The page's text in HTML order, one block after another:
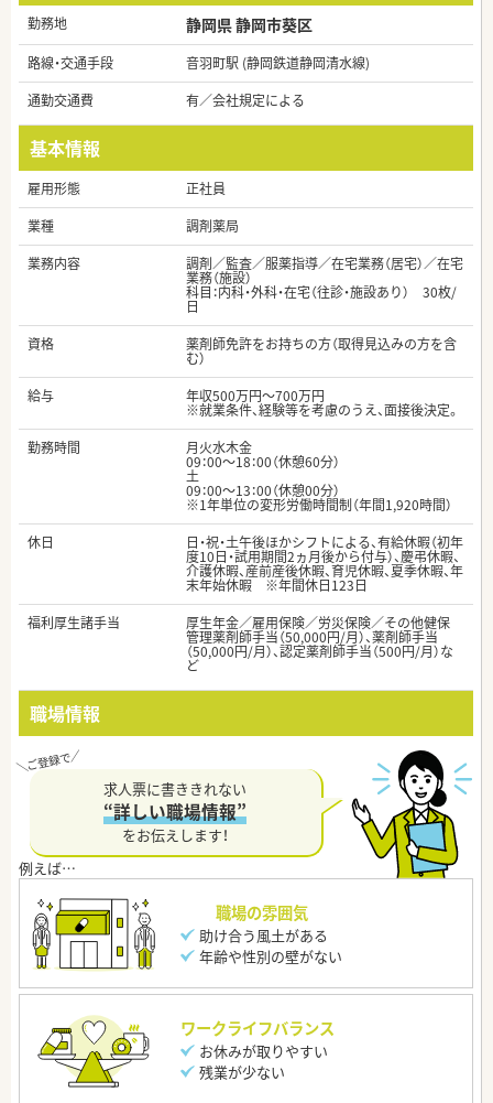
勤務地 静岡県 静岡市葵区
路線・交通手段
音羽町駅 (静岡鉄道静岡清水線)
通勤交通費
有／会社規定による
基本情報
雇用形態
正社員
業種
調剤薬局
業務内容
調剤／監査／服薬指導／在宅業務（居宅）／在宅
業務（施設）
科目：内科・外科・在宅（往診・施設あり） 30枚/
日
資格
薬剤師免許をお持ちの方（取得見込みの方を含
む）
給与
年収500万円～700万円
※就業条件、経験等を考慮のうえ、面接後決定。
勤務時間
月火水木金
09：00～18：00（休憩60分）
土
09：00～13：00（休憩00分）
※1年単位の変形労働時間制（年間1,920時間）
休日
日・祝・土午後ほかシフトによる、有給休暇（初年
度10日・試用期間2ヵ月後から付与）、慶弔休暇、
介護休暇、産前産後休暇、育児休暇、夏季休暇、年
末年始休暇 ※年間休日123日
福利厚生諸手当
厚生年金／雇用保険／労災保険／その他健保
管理薬剤師手当（50,000円/月）、薬剤師手当
（50,000円/月）、認定薬剤師手当（500円/月）な
ど
職場情報
求人票に書ききれない
“詳しい職場情報”
をお伝えします！
職場の雰囲気
助け合う風土がある
年齢や性別の壁がない
ワークライフバランス
お休みが取りやすい
残業が少ない